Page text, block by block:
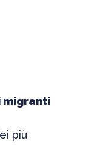
migranti
più